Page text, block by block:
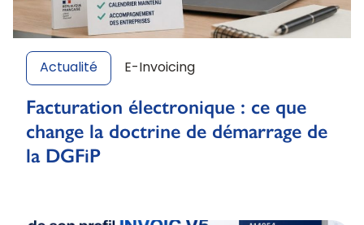
Actualité E-Invoicing
Facturation électronique : ce que
change la doctrine de démarrage de
la DGFiP